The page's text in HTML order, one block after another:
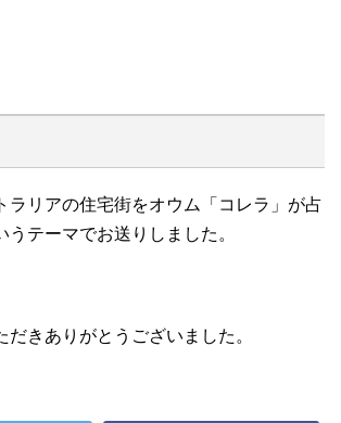
ラリアの住宅街をオウム「コレラ」が占
うテーマでお送りしました。
だきありがとうございました。